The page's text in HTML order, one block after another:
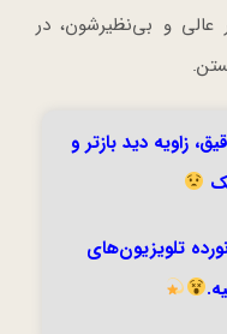
عالی و بی‌نظیرشون، در
زاویه دید بازتر و
تلویزیون‌های